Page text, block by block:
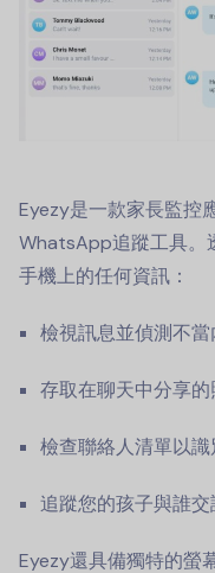
Eyezy是一款家長監控
WhatsApp追蹤工具。
手機上的任何資訊：
檢視訊息並偵測不當
存取在聊天中分享
檢查聯絡人清單以
追蹤您的孩子與誰
Eyezy還具備獨特的螢